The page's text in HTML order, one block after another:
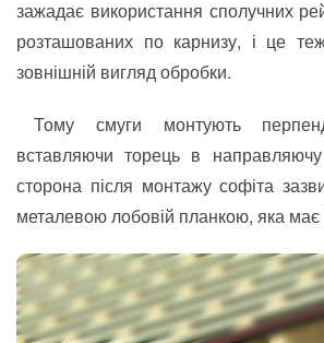
зажадає використання сполучних
розташованих по карнизу, і це
зовнішній вигляд обробки.
Тому смуги монтують
вставляючи торець в
сторона після монтажу софіта
металевою лобовій планкою, яка